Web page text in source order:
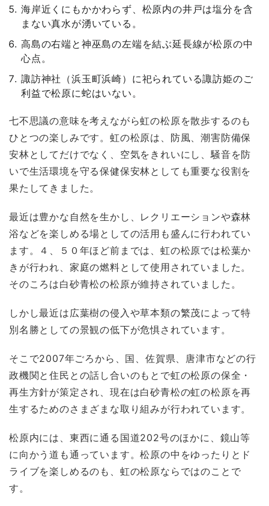
海岸近くにもかかわらず、松原内の井戸は塩分を含
まない真水が湧いている。
高島の右端と神巫島の左端を結ぶ延長線が松原の中
心点。
諏訪神社（浜玉町浜崎）に祀られている諏訪姫のご
利益で松原に蛇はいない。
七不思議の意味を考えながら虹の松原を散歩するのも
ひとつの楽しみです。虹の松原は、防風、潮害防備保
安林としてだけでなく、空気をきれいにし、騒音を防
いで生活環境を守る保健保安林としても重要な役割を
果たしてきました。
最近は豊かな自然を生かし、レクリエーションや森林
浴などを楽しめる場としての活用も盛んに行われてい
ます。４、５０年ほど前までは、虹の松原では松葉か
きが行われ、家庭の燃料として使用されていました。
そのころは白砂青松の松原が維持されていました。
しかし最近は広葉樹の侵入や草本類の繁茂によって特
別名勝としての景観の低下が危惧されています。
そこで2007年ごろから、国、佐賀県、唐津市などの行
政機関と住民との話し合いのもとで虹の松原の保全・
再生方針が策定され、現在は白砂青松の虹の松原を再
生するためのさまざまな取り組みが行われています。
松原内には、東西に通る国道202号のほかに、鏡山等
に向かう道も通っています。松原の中をゆったりとド
ライブを楽しめるのも、虹の松原ならではのことで
す。